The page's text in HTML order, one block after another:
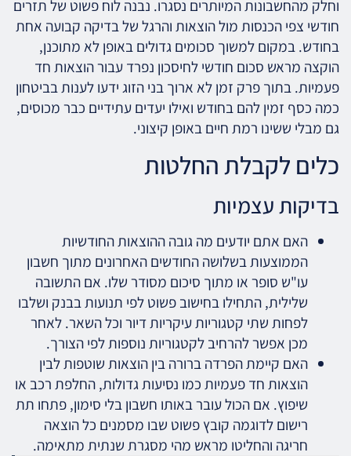
וחלק מהחשבונות המיותרים נסגרו. נבנה לוח פשוט של תזרים
חודשי צפי הכנסות מול הוצאות והרגל של בדיקה קבועה אחת
בחודש. במקום למשוך סכומים גדולים באופן לא מתוכנן,
הוקצה מראש סכום חודשי לחיסכון נפרד עבור הוצאות חד
פעמיות. בתוך פרק זמן לא ארוך בני הזוג ידעו לענות בביטחון
כמה כסף זמין להם בחודש ואילו יעדים עתידיים כבר מכוסים,
גם מבלי ששינו רמת חיים באופן קיצוני.
כלים לקבלת החלטות
בדיקות עצמיות
האם אתם יודעים מה גובה ההוצאות החודשיות
הממוצעות בשלושה החודשים האחרונים מתוך חשבון
עו"ש סופר או מתוך סיכום מסודר שלו. אם התשובה
שלילית, התחילו בחישוב פשוט לפי תנועות בבנק ושלבו
לפחות שתי קטגוריות עיקריות דיור וכל השאר. לאחר
מכן אפשר להרחיב לקטגוריות נוספות לפי הצורך.
האם קיימת הפרדה ברורה בין הוצאות שוטפות לבין
הוצאות חד פעמיות כמו נסיעות גדולות, החלפת רכב או
שיפוץ. אם הכול עובר באותו חשבון בלי סימון, פתחו תת
רישום לדוגמה קובץ פשוט שבו מסמנים כל הוצאה
חריגה והחליטו מראש מהי מסגרת שנתית מתאימה.